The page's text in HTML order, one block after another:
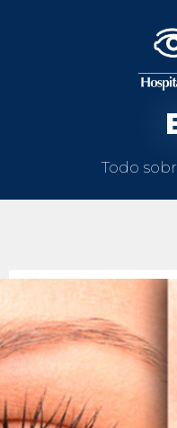
Todo